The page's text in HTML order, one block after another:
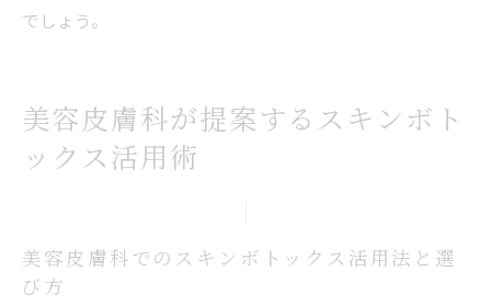
でしょう。
美容皮膚科が提案するスキンボト
ックス活用術
美容皮膚科でのスキンボトックス活用法と選
び方